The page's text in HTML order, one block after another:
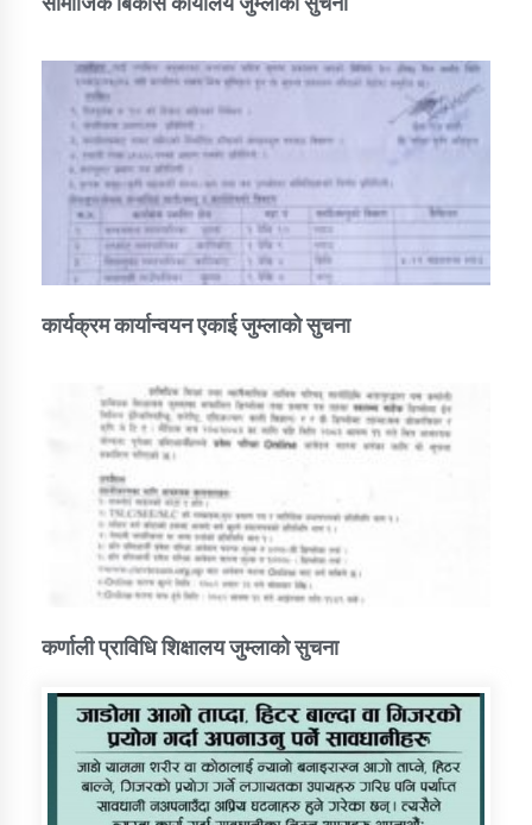
कार्यक्रम कार्यान्वयन एकाई जुम्लाको सुचना
कर्णाली प्राविधि शिक्षालय जुम्लाको सुचना